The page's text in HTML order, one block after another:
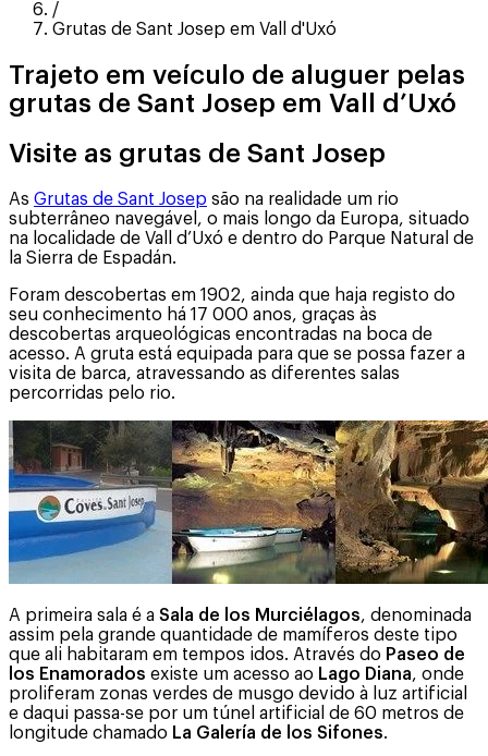
/
Grutas de Sant Josep em Vall d'Uxó
Trajeto em veículo de aluguer pelas
grutas de Sant Josep em Vall d’Uxó
Visite as grutas de Sant Josep
As Grutas de Sant Josep são na realidade um rio
subterrâneo navegável, o mais longo da Europa, situado
na localidade de Vall d’Uxó e dentro do Parque Natural de
la Sierra de Espadán.
Foram descobertas em 1902, ainda que haja registo do
seu conhecimento há 17 000 anos, graças às
descobertas arqueológicas encontradas na boca de
acesso. A gruta está equipada para que se possa fazer a
visita de barca, atravessando as diferentes salas
percorridas pelo rio.
A primeira sala é a Sala de los Murciélagos, denominada
assim pela grande quantidade de mamíferos deste tipo
que ali habitaram em tempos idos. Através do Paseo de
los Enamorados existe um acesso ao Lago Diana, onde
proliferam zonas verdes de musgo devido à luz artificial
e daqui passa-se por um túnel artificial de 60 metros de
longitude chamado La Galería de los Sifones.